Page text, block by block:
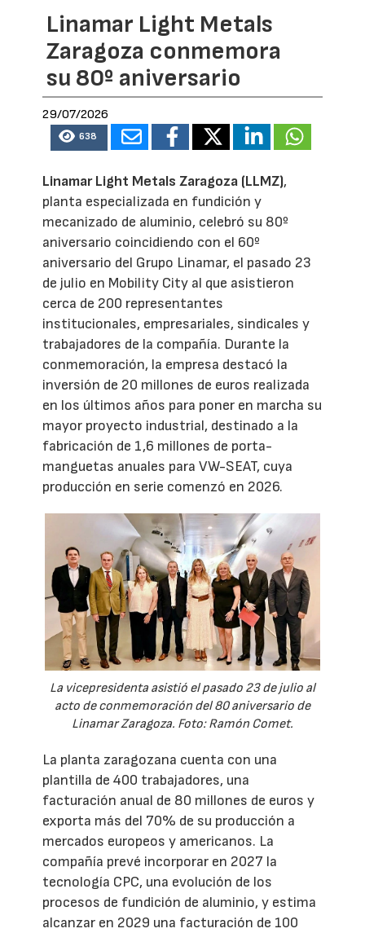
Linamar Light Metals
Zaragoza conmemora
su 80º aniversario
29/07/2026
638
Linamar Light Metals Zaragoza (LLMZ),
planta especializada en fundición y
mecanizado de aluminio, celebró su 80º
aniversario coincidiendo con el 60º
aniversario del Grupo Linamar, el pasado 23
de julio en Mobility City al que asistieron
cerca de 200 representantes
institucionales, empresariales, sindicales y
trabajadores de la compañía. Durante la
conmemoración, la empresa destacó la
inversión de 20 millones de euros realizada
en los últimos años para poner en marcha su
mayor proyecto industrial, destinado a la
fabricación de 1,6 millones de porta-
manguetas anuales para VW-SEAT, cuya
producción en serie comenzó en 2026.
La vicepresidenta asistió el pasado 23 de julio al
acto de conmemoración del 80 aniversario de
Linamar Zaragoza. Foto: Ramón Comet.
La planta zaragozana cuenta con una
plantilla de 400 trabajadores, una
facturación anual de 80 millones de euros y
exporta más del 70% de su producción a
mercados europeos y americanos. La
compañía prevé incorporar en 2027 la
tecnología CPC, una evolución de los
procesos de fundición de aluminio, y estima
alcanzar en 2029 una facturación de 100